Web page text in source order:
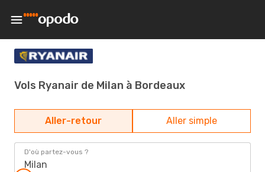
Vols Ryanair de Milan à Bordeaux
Aller-retour Aller simple
D'où partez-vous ?
Milan